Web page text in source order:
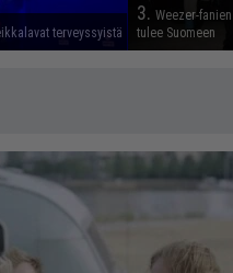
terveyssyistä
3. Weezer-
tulee Suomeen